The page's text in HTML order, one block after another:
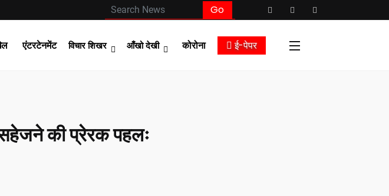
एंटरटेनमेंट विचार शिखर आँखो देखी कोरोना ई-पेपर
की प्रेरक पहलः